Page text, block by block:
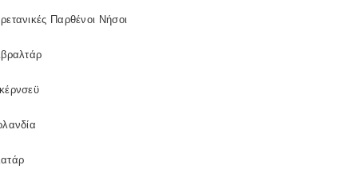
Παρθένοι Νήσοι